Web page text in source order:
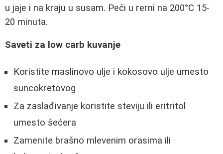
u jaje i na kraju u susam. Peći u rerni na 200°C 15-
20 minuta.
Saveti za low carb kuvanje
Koristite maslinovo ulje i kokosovo ulje umesto
suncokretovog
Za zaslađivanje koristite steviju ili eritritol
umesto šećera
Zamenite brašno mlevenim orasima ili